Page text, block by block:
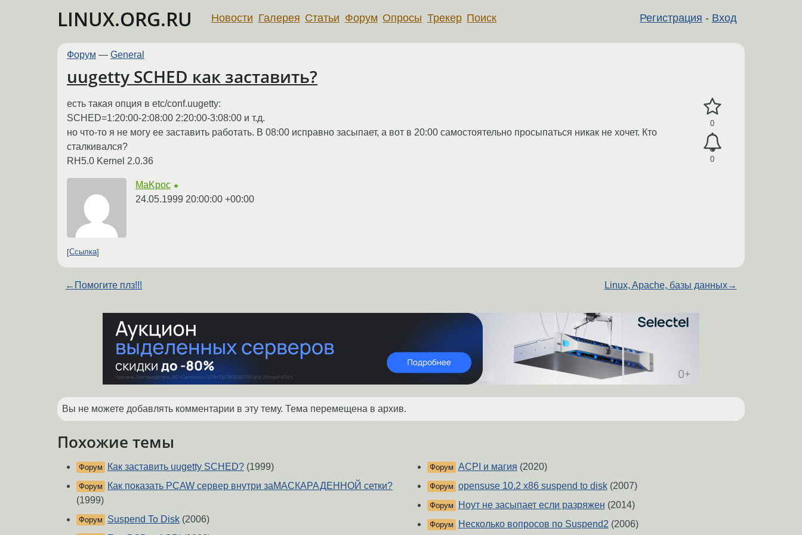
LINUX.ORG.RU Регистрация - Вход
Новости Галерея Статьи Форум Опросы Трекер Поиск
Форум — General
uugetty SCHED как заставить?
0
0
есть такая опция в etc/conf.uugetty:
SCHED=1:20:00-2:08:00 2:20:00-3:08:00 и т.д.
но что-то я не могу ее заставить работать. В 08:00 исправно засыпает, а вот в 20:00 самостоятельно просыпаться никак не хочет. Кто
сталкивался?
RH5.0 Kernel 2.0.36
MaKpoc ★
24.05.1999 20:00:00 +00:00
Ссылка
← Помогите плз!!! Linux, Apache, базы данных→
Вы не можете добавлять комментарии в эту тему. Тема перемещена в архив.
Похожие темы
Форум Как заставить uugetty SCHED? (1999)
Форум
Как показать PCAW сервер внутри заМАСКАРАДЕННОЙ сетки?
(1999)
Форум Suspend To Disk (2006)
Форум ACPI и магия (2020)
Форум opensuse 10.2 x86 suspend to disk(2007)
Форум Ноут не засыпает если разряжен (2014)
Форум Несколько вопросов по Suspend2 (2006)